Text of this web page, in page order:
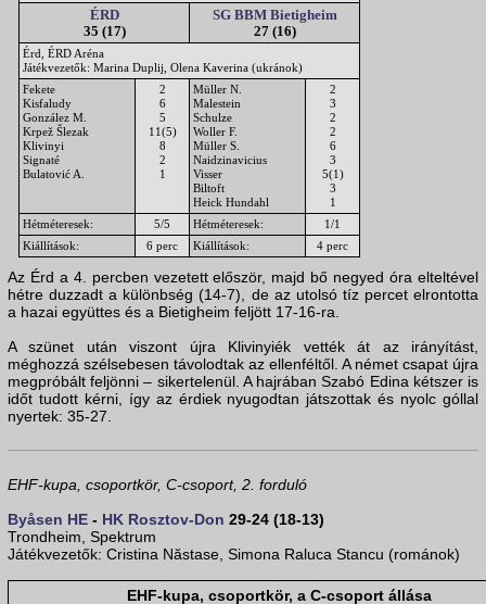
ÉRD
35 (17)
SG BBM Bietigheim
27 (16)
Érd, ÉRD Aréna
Játékvezetők: Marina Duplij, Olena Kaverina (ukránok)
Fekete
Kisfaludy
González M.
Krpež Šlezak
Klivinyi
Signaté
Bulatović A.
2
6
5
11(5)
8
2
1
Müller N.
Malestein
Schulze
Woller F.
Müller S.
Naidzinavicius
Visser
Biltoft
Heick Hundahl
2
3
2
2
6
3
5(1)
3
1
Hétméteresek:
5/5 Hétméteresek:
1/1
Kiállítások:
6 perc Kiállítások: 4 perc
Az Érd a 4. percben vezetett először, majd bő negyed óra elteltével
hétre duzzadt a különbség (14-7), de az utolsó tíz percet elrontotta
a hazai együttes és a Bietigheim feljött 17-16-ra.
A szünet után viszont újra Klivinyiék vették át az irányítást,
méghozzá szélsebesen távolodtak az ellenféltől. A német csapat újra
megpróbált feljönni – sikertelenül. A hajrában Szabó Edina kétszer is
időt tudott kérni, így az érdiek nyugodtan játszottak és nyolc góllal
nyertek: 35-27.
EHF-kupa, csoportkör, C-csoport, 2. forduló
Byåsen HE - HK Rosztov-Don 29-24 (18-13)
Trondheim, Spektrum
Játékvezetők: Cristina Năstase, Simona Raluca Stancu (románok)
EHF-kupa, csoportkör, a C-csoport állása